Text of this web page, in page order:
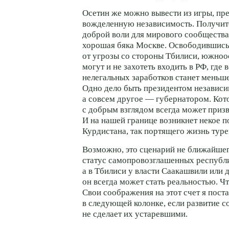
Осетин же можно вывести из игры,
вожделенную независимость.
доброй воли для мирового
хорошая бяка Москве.
от угрозы со стороны Тбилиси,
могут и не захотеть входить в РФ, где
нелегальных заработков станет
Одно дело быть президентом
а совсем другое — губернатором.
с добрым взглядом всегда может
И на нашей границе возникнет некое
Курдистана, так портящего жизнь
Возможно, это сценарий не
статус самопровозглашенных
а в Тбилиси у власти Саакашвили или
он всегда может стать реальностью.
Свои соображения на этот счет я
в следующей колонке, если развитие
не сделает их устаревшими.